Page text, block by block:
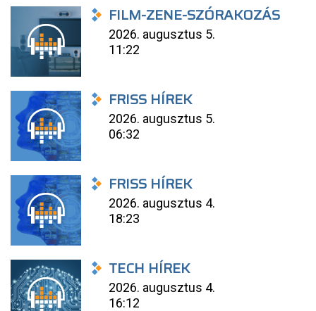
FILM-ZENE-SZÓRAKOZÁS
2026. augusztus 5.
11:22
FRISS HÍREK
2026. augusztus 5.
06:32
FRISS HÍREK
2026. augusztus 4.
18:23
TECH HÍREK
2026. augusztus 4.
16:12